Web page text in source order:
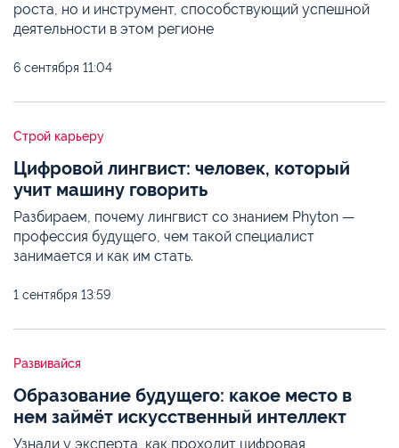
роста, но и инструмент, способствующий успешной
деятельности в этом регионе
6 сентября 11:04
Строй карьеру
Цифровой лингвист: человек, который
учит машину говорить
Разбираем, почему лингвист со знанием Phyton —
профессия будущего, чем такой специалист
занимается и как им стать.
1 сентября 13:59
Развивайся
Образование будущего: какое место в
нем займёт искусственный интеллект
Узнали у эксперта, как проходит цифровая